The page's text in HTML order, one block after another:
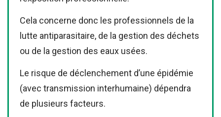
Cela concerne donc les professionnels de la
lutte antiparasitaire, de la gestion des déchets
ou de la gestion des eaux usées.
Le risque de déclenchement d’une épidémie
(avec transmission interhumaine) dépendra
de plusieurs facteurs.